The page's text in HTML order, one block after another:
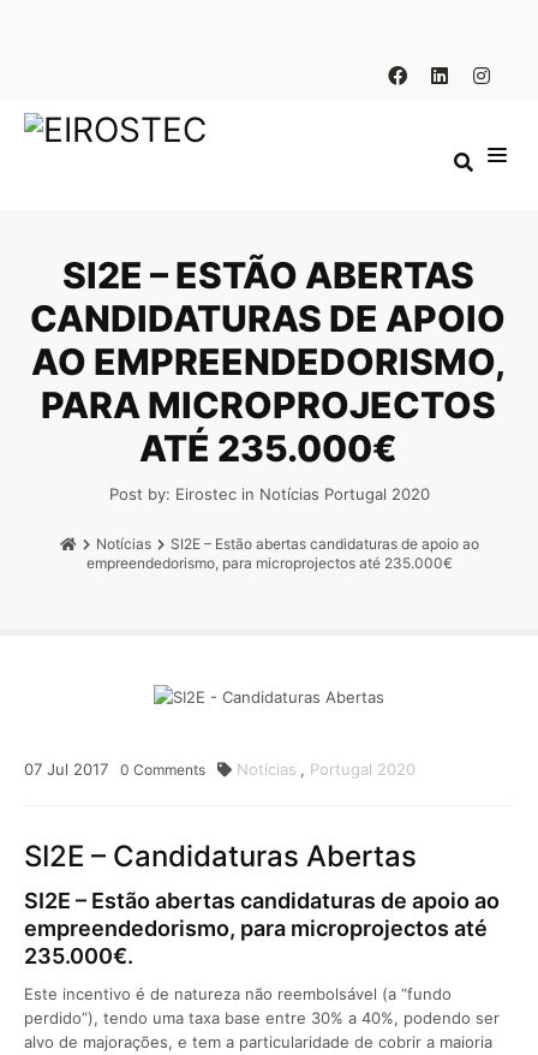
SI2E – ESTÃO ABERTAS
CANDIDATURAS DE APOIO
AO EMPREENDEDORISMO,
PARA MICROPROJECTOS
ATÉ 235.000€
Post by: Eirostecin Notícias Portugal 2020
Notícias
SI2E – Estão abertas candidaturas de apoio ao
empreendedorismo, para microprojectos até 235.000€
07 Jul 2017 0 Comments Notícias , Portugal 2020
SI2E – Candidaturas Abertas
SI2E – Estão abertas candidaturas de apoio ao
empreendedorismo, para microprojectos até
235.000€.
Este incentivo é de natureza não reembolsável (a “fundo
perdido”), tendo uma taxa base entre 30% a 40%, podendo ser
alvo de majorações, e tem a particularidade de cobrir a maioria